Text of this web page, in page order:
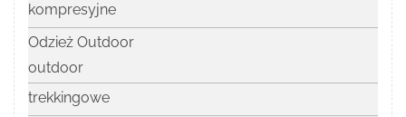
kompresyjne
Odzież Outdoor
outdoor
trekkingowe